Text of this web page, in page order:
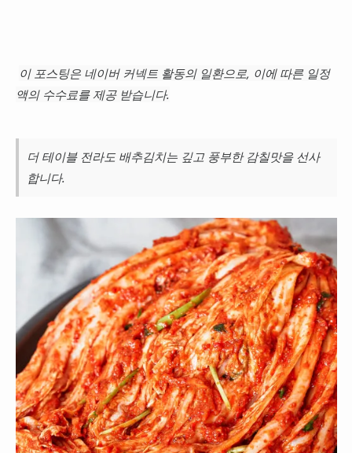
이 포스팅은 네이버 커넥트 활동의 일환으로, 이에 따른 일정
액의 수수료를 제공 받습니다.
더 테이블 전라도 배추김치는 깊고 풍부한 감칠맛을 선사
합니다.